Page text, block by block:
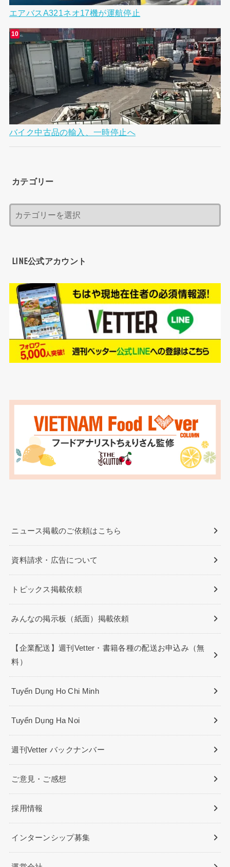
エアバスA321ネオ17機が運航停止
バイク中古品の輸入、一時停止へ
カテゴリー
LINE公式アカウント
ニュース掲載のご依頼はこちら
資料請求・広告について
トピックス掲載依頼
みんなの掲示板（紙面）掲載依頼
【企業配送】週刊Vetter・書籍各種の配送お申込み（無
料）
Tuyển Dụng Ho Chi Minh
Tuyển Dụng Ha Noi
週刊Vetter バックナンバー
ご意見・ご感想
採用情報
インターンシップ募集